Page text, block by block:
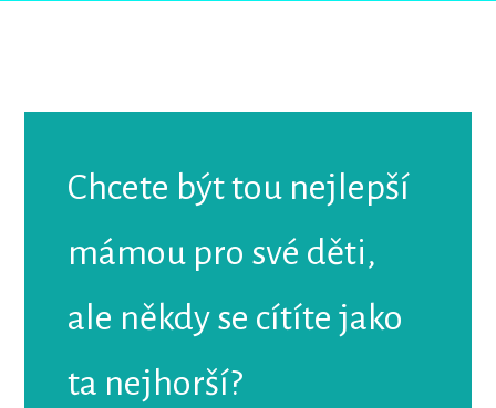
Chcete být tou nejlepší
mámou pro své děti,
ale někdy se cítíte jako
ta nejhorší?